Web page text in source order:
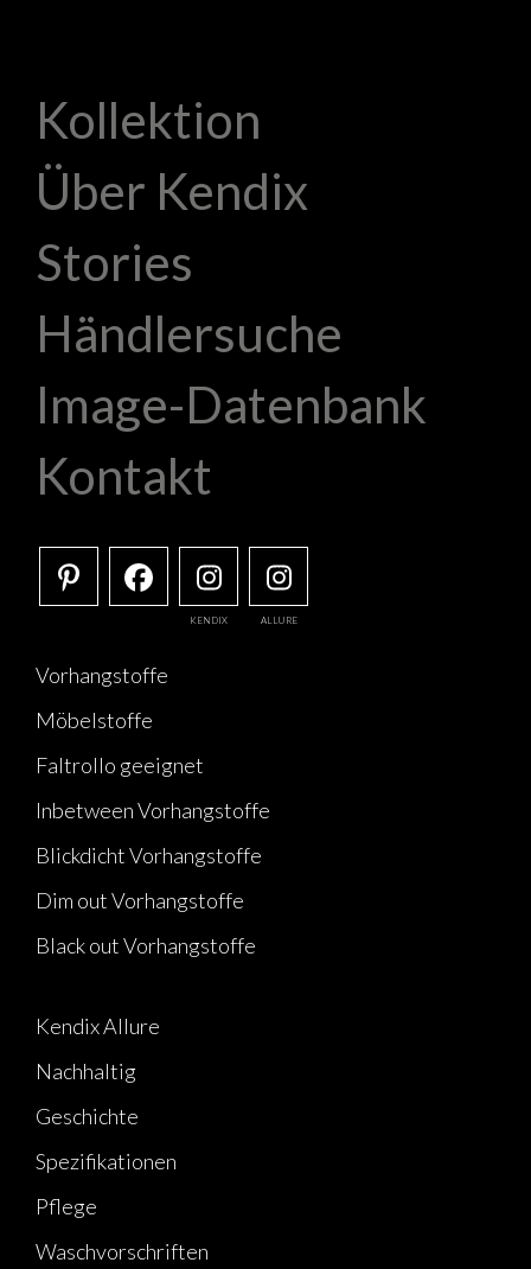
Kollektion
Über Kendix
Stories
Händlersuche
Image-Datenbank
Kontakt
KENDIX ALLURE
Vorhangstoffe
Möbelstoffe
Faltrollo geeignet
Inbetween Vorhangstoffe
Blickdicht Vorhangstoffe
Dim out Vorhangstoffe
Black out Vorhangstoffe
Kendix Allure
Nachhaltig
Geschichte
Spezifikationen
Pflege
Waschvorschriften